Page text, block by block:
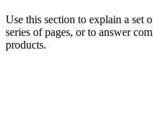
Use this section to explain a set
series of pages, or to answer
products.